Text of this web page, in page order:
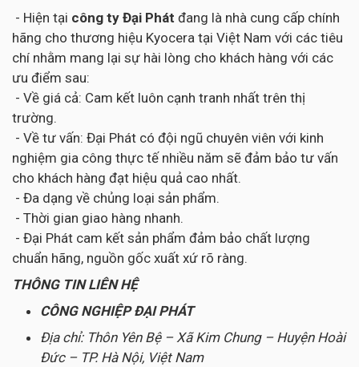
- Hiện tại công ty Đại Phát đang là nhà cung cấp chính
hãng cho thương hiệu Kyocera tại Việt Nam với các tiêu
chí nhằm mang lại sự hài lòng cho khách hàng với các
ưu điểm sau:
- Về giá cả: Cam kết luôn cạnh tranh nhất trên thị
trường.
- Về tư vấn: Đại Phát có đội ngũ chuyên viên với kinh
nghiệm gia công thực tế nhiều năm sẽ đảm bảo tư vấn
cho khách hàng đạt hiệu quả cao nhất.
- Đa dạng về chủng loại sản phẩm.
- Thời gian giao hàng nhanh.
- Đại Phát cam kết sản phẩm đảm bảo chất lượng
chuẩn hãng, nguồn gốc xuất xứ rõ ràng.
THÔNG TIN LIÊN HỆ
CÔNG NGHIỆP ĐẠI PHÁT
Địa chỉ: Thôn Yên Bệ – Xã Kim Chung – Huyện Hoài
Đức – TP. Hà Nội, Việt Nam